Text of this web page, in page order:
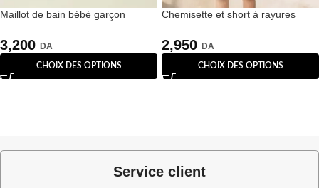
Maillot de bain bébé garçon
assorti
3,200 DA
CHOIX DES OPTIONS
Chemisette et short à rayures
2,950 DA
CHOIX DES OPTIONS
Service client